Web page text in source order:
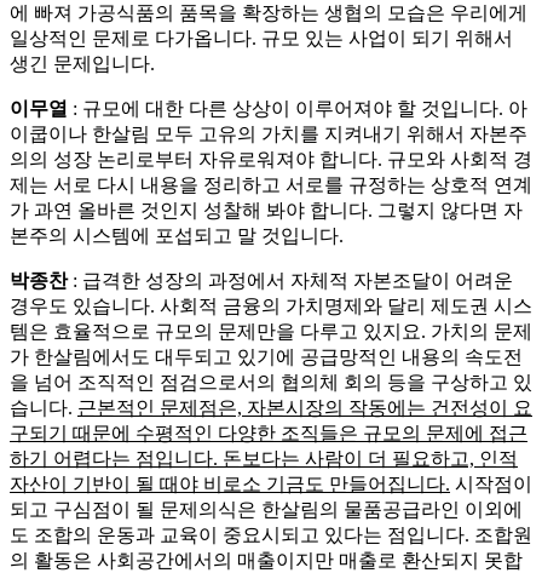
에 빠져 가공식품의 품목을 확장하는 생협의 모습은 우리에게
일상적인 문제로 다가옵니다. 규모 있는 사업이 되기 위해서
생긴 문제입니다.
이무열 : 규모에 대한 다른 상상이 이루어져야 할 것입니다. 아
이쿱이나 한살림 모두 고유의 가치를 지켜내기 위해서 자본주
의의 성장 논리로부터 자유로워져야 합니다. 규모와 사회적 경
제는 서로 다시 내용을 정리하고 서로를 규정하는 상호적 연계
가 과연 올바른 것인지 성찰해 봐야 합니다. 그렇지 않다면 자
본주의 시스템에 포섭되고 말 것입니다.
박종찬: 급격한 성장의 과정에서 자체적 자본조달이 어려운
경우도 있습니다. 사회적 금융의 가치명제와 달리 제도권 시스
템은 효율적으로 규모의 문제만을 다루고 있지요. 가치의 문제
가 한살림에서도 대두되고 있기에 공급망적인 내용의 속도전
을 넘어 조직적인 점검으로서의 협의체 회의 등을 구상하고 있
습니다. 근본적인 문제점은, 자본시장의 작동에는 건전성이 요
구되기 때문에 수평적인 다양한 조직들은 규모의 문제에 접근
하기 어렵다는 점입니다. 돈보다는 사람이 더 필요하고, 인적
자산이 기반이 될 때야 비로소 기금도 만들어집니다. 시작점이
되고 구심점이 될 문제의식은 한살림의 물품공급라인 이외에
도 조합의 운동과 교육이 중요시되고 있다는 점입니다. 조합원
의 활동은 사회공간에서의 매출이지만 매출로 환산되지 못합